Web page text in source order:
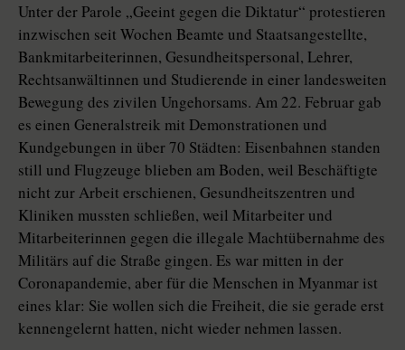
Unter der Parole „Geeint gegen die Diktatur“ protestieren
inzwischen seit Wochen Beamte und Staatsangestellte,
Bankmitarbeiterinnen, Gesundheitspersonal, Lehrer,
Rechtsanwältinnen und Studierende in einer landesweiten
Bewegung des zivilen Ungehorsams. Am 22. Februar gab
es einen Generalstreik mit Demonstrationen und
Kundgebungen in über 70 Städten: Eisenbahnen standen
still und Flugzeuge blieben am Boden, weil Beschäftigte
nicht zur Arbeit erschienen, Gesundheitszentren und
Kliniken mussten schließen, weil Mitarbeiter und
Mitarbeiterinnen gegen die illegale Machtübernahme des
Militärs auf die Straße gingen. Es war mitten in der
Coronapandemie, aber für die Menschen in Myanmar ist
eines klar: Sie wollen sich die Freiheit, die sie gerade erst
kennengelernt hatten, nicht wieder nehmen lassen.